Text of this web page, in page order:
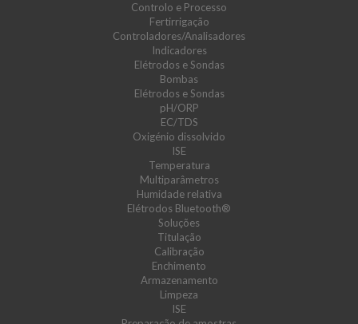
Controlo e Processo
Fertirrigação
Controladores/Analisadores
Indicadores
Elétrodos e Sondas
Bombas
Elétrodos e Sondas
pH/ORP
EC/TDS
Oxigénio dissolvido
ISE
Temperatura
Multiparâmetros
Humidade relativa
Elétrodos Bluetooth®
Soluções
Titulação
Calibração
Enchimento
Armazenamento
Limpeza
ISE